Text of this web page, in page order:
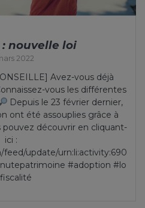
nouvelle loi
2022
Avez-vous déjà
vous les différentes
Depuis le 23 février dernier,
ont été assouplies grâce à
découvrir en cliquant-
ici :
update/urn:li:activity:690
#adoption #lo